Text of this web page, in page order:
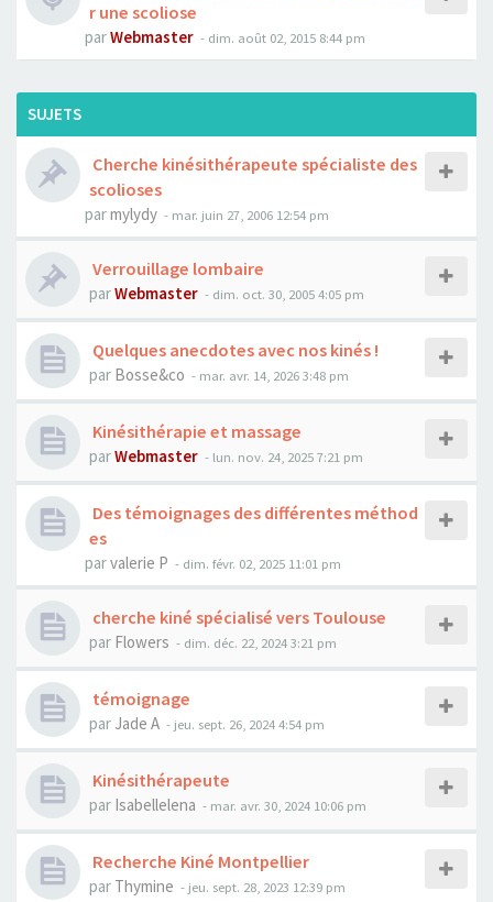
r une scoliose
parWebmaster - dim. août 02, 2015 8:44 pm
SUJETS
Cherche kinésithérapeute spécialiste des
scolioses
parmylydy - mar. juin 27, 2006 12:54 pm
Verrouillage lombaire
parWebmaster - dim. oct. 30, 2005 4:05 pm
Quelques anecdotes avec nos kinés !
par Bosse&co - mar. avr. 14, 2026 3:48 pm
Kinésithérapie et massage
parWebmaster - lun. nov. 24, 2025 7:21 pm
Des témoignages des différentes méthod
es
parvalerie P - dim. févr. 02, 2025 11:01 pm
cherche kiné spécialisé vers Toulouse
par Flowers - dim. déc. 22, 2024 3:21 pm
témoignage
par Jade A - jeu. sept. 26, 2024 4:54 pm
Kinésithérapeute
par Isabellelena - mar. avr. 30, 2024 10:06 pm
Recherche Kiné Montpellier
par Thymine - jeu. sept. 28, 2023 12:39 pm